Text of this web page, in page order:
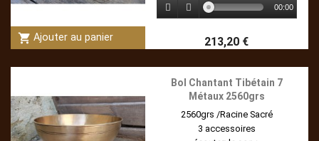
shopping_cart Ajouter au panier
00:00
213,20 €
Bol Chantant Tibétain 7
Métaux 2560grs
2560grs /Racine Sacré
3 accessoires